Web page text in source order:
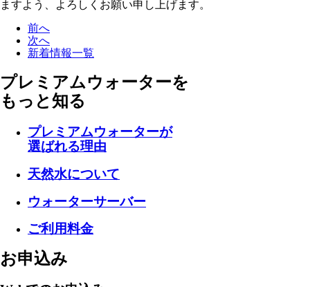
ますよう、よろしくお願い申し上げます。
前へ
次へ
新着情報一覧
プレミアムウォーターを
もっと知る
プレミアムウォーターが
選ばれる理由
天然水について
ウォーターサーバー
ご利用料金
お申込み